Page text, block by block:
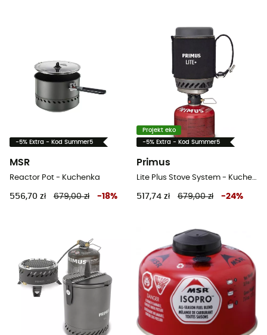
-5% Extra - Kod Summer5
MSR
Reactor Pot - Kuchenka
556,70 zł 679,00 zł -18%
Projekt eko
-5% Extra - Kod Summer5
Primus
517,74 zł 679,00 zł -24%